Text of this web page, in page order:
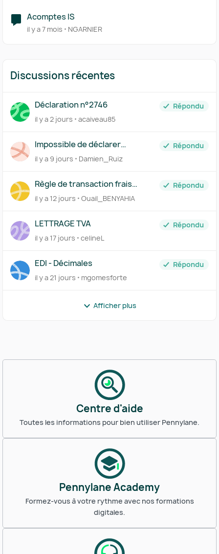
Acomptes IS
il y a 7 mois NGARNIER
Discussions récentes
Déclaration n°2746
Répondu
il y a 2 jours
acaiveau85
Impossible de déclarer
l'acompte de TVA du mois de
juillet à néant
Répondu
il y a 9 jours
Damien_Ruiz
Règle de transaction frais
bancaires
Répondu
il y a 12 jours
Ouail_BENYAHIA
LETTRAGE TVA
Répondu
il y a 17 jours
celineL
EDI - Décimales
Répondu
il y a 21 jours
mgomesforte
Afficher plus
Centre d'aide
Toutes les informations pour bien utiliser Pennylane.
Pennylane Academy
Formez-vous à votre rythme avec nos formations
digitales.